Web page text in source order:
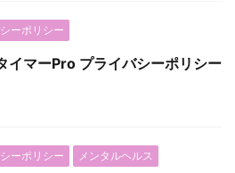
ーポリシー
イマーPro プライバシーポリシー
ーポリシー メンタルヘルス